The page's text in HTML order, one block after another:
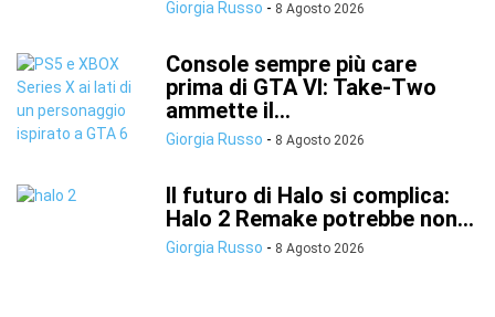
Giorgia Russo - 8 Agosto 2026
Console sempre più care
prima di GTA VI: Take-Two
ammette il...
Giorgia Russo - 8 Agosto 2026
Il futuro di Halo si complica:
Halo 2 Remake potrebbe non...
Giorgia Russo - 8 Agosto 2026